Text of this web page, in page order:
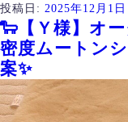
投稿日: 2025年12月1日
🐑【Ｙ様】オ
密度ムートン
案✨